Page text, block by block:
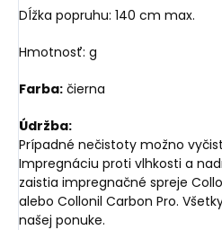
Dĺžka popruhu: 140 cm max.
Hmotnosť: g
Farba: čierna
Údržba:
Prípadné nečistoty možno
Impregnáciu proti vlhkosti a
zaistia impregnačné spreje
alebo Collonil Carbon Pro.
našej ponuke.